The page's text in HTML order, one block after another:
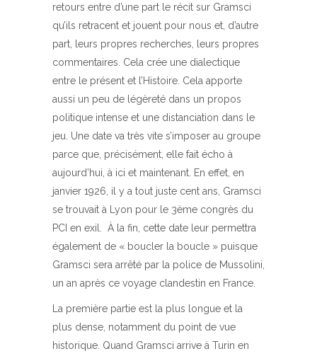
retours entre d’une part le récit sur Gramsci
qu’ils retracent et jouent pour nous et, d’autre
part, leurs propres recherches, leurs propres
commentaires. Cela crée une dialectique
entre le présent et l’Histoire. Cela apporte
aussi un peu de légèreté dans un propos
politique intense et une distanciation dans le
jeu. Une date va très vite s’imposer au groupe
parce que, précisément, elle fait écho à
aujourd’hui, à ici et maintenant. En effet, en
janvier 1926, il y a tout juste cent ans, Gramsci
se trouvait à Lyon pour le 3ème congrès du
PCI en exil. À la fin, cette date leur permettra
également de « boucler la boucle » puisque
Gramsci sera arrêté par la police de Mussolini,
un an après ce voyage clandestin en France.
La première partie est la plus longue et la
plus dense, notamment du point de vue
historique. Quand Gramsci arrive à Turin en